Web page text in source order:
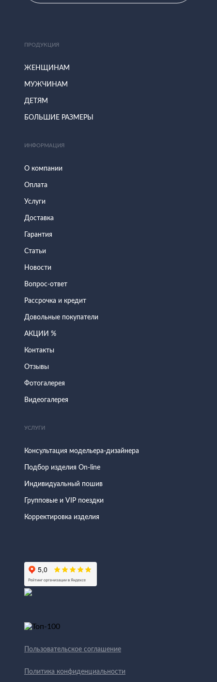
ПРОДУКЦИЯ
ЖЕНЩИНАМ
МУЖЧИНАМ
ДЕТЯМ
БОЛЬШИЕ РАЗМЕРЫ
ИНФОРМАЦИЯ
О компании
Оплата
Услуги
Доставка
Гарантия
Статьи
Новости
Вопрос-ответ
Рассрочка и кредит
Довольные покупатели
АКЦИИ %
Контакты
Отзывы
Фотогалерея
Видеогалерея
УСЛУГИ
Консультация модельера-дизайнера
Подбор изделия On-line
Индивидуальный пошив
Групповые и VIP поездки
Корректировка изделия
Пользовательское соглашение
Политика конфиденциальности